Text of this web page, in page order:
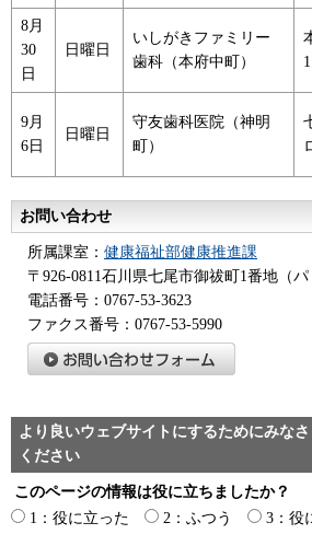
8月
30
日
日曜日
いしがきファミリー
歯科（本府中町）
1
9月
6日
日曜日
守友歯科医院（神明
町）
お問い合わせ
所属課室： 健康福祉部健康推進課
〒926-0811石川県七尾市御祓町1番地（パ
電話番号：0767-53-3623
ファクス番号：0767-53-5990
より良いウェブサイトにするためにみな
ください
このページの情報は役に立ちましたか？
1：役に立った
2：ふつう 3：役